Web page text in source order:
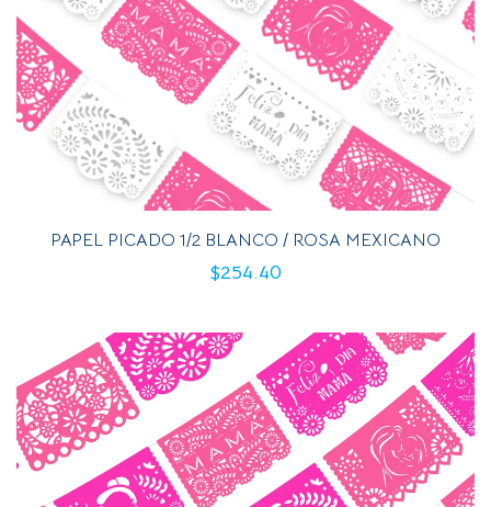
PAPEL PICADO 1/2 BLANCO / ROSA MEXICANO
$254.40